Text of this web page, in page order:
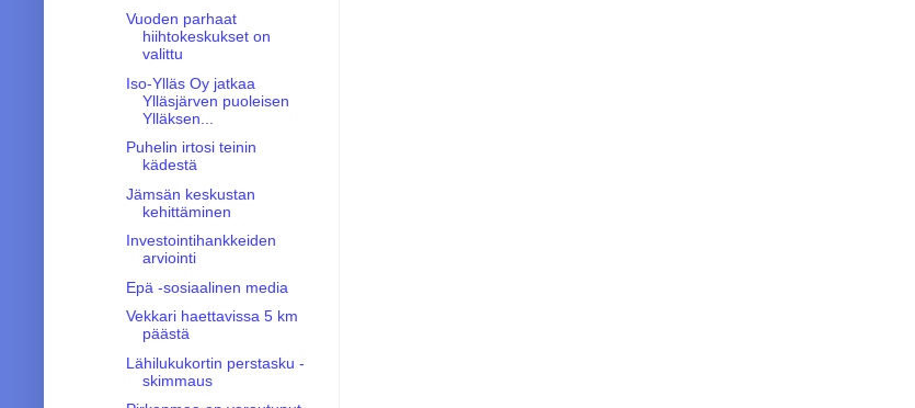
Vuoden parhaat
hiihtokeskukset on
valittu
Iso-Ylläs Oy jatkaa
Ylläsjärven puoleisen
Ylläksen...
Puhelin irtosi teinin
kädestä
Jämsän keskustan
kehittäminen
Investointihankkeiden
arviointi
Epä -sosiaalinen media
Vekkari haettavissa 5 km
päästä
Lähilukukortin perstasku -
skimmaus